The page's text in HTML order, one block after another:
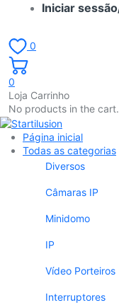
Iniciar
0
0
Loja Carrinho
No products in the cart.
Página inicial
Todas as categorias
Diversos
Câmaras IP
Minidomo
IP
Vídeo Porteiros
Interruptores